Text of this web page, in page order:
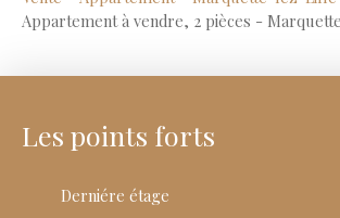
Appartement à vendre, 2 pièces -
Les points forts
Derniére étage